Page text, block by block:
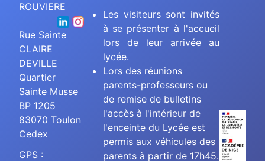
ROUVIERE
Rue Sainte
CLAIRE
DEVILLE
Quartier
Sainte Musse
BP 1205
83070 Toulon
Cedex
GPS :
Les visiteurs sont invités
à se présenter à l'accueil
lors de leur arrivée au
lycée.
Lors des réunions
parents-professeurs ou
de remise de bulletins
l'accès à l'intérieur de
l'enceinte du Lycée est
permis aux véhicules des
parents à partir de 17h45.